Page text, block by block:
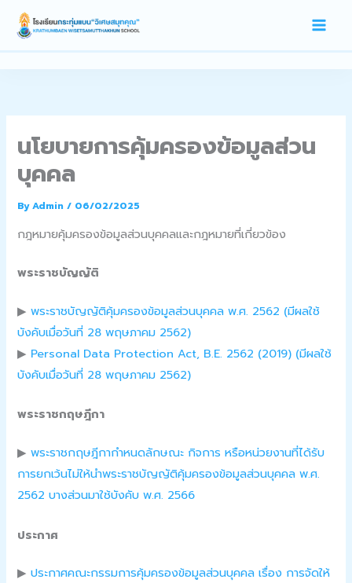
นโยบายการคุ้มครองข้อมูลส่วน
บุคคล
ByAdmin/ 06/02/2025
กฎหมายคุ้มครองข้อมูลส่วนบุคคลและกฎหมายที่เกี่ยวข้อง
พระราชบัญญัติ
▶พระราชบัญญัติคุ้มครองข้อมูลส่วนบุคคล พ.ศ. 2562 (มีผลใช้
บังคับเมื่อวันที่ 28 พฤษภาคม 2562)
▶ Personal Data Protection Act, B.E. 2562 (2019) (มีผลใช้
บังคับเมื่อวันที่ 28 พฤษภาคม 2562)
พระราชกฤษฎีกา
▶พระราชกฤษฎีกากำหนดลักษณะ กิจการ หรือหน่วยงานที่ได้รับ
การยกเว้นไม่ให้นำพระราชบัญญัติคุ้มครองข้อมูลส่วนบุคคล พ.ศ.
2562 บางส่วนมาใช้บังคับ พ.ศ. 2566
ประกาศ
▶ประกาศคณะกรรมการคุ้มครองข้อมูลส่วนบุคคล เรื่อง การจัดให้